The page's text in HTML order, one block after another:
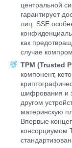
центральной
гарантирует
лиц. SSE
как
случае
TPM (Trusted
компонент,
шифрования и
другом
материнскую
Впервые
консорциумом